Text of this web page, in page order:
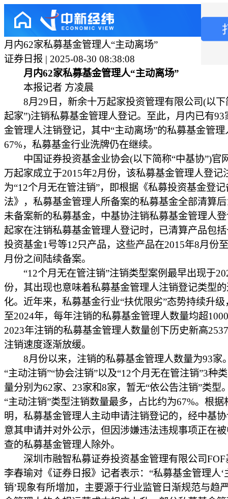
月内62家私募基金管理人“主动离场”
证券日报 | 2025-08-30 08:38:08
月内62家私募基金管理人“主动离场”
本报记者 方凌晨
8月29日，新余十万起家投资管理有限公司(以下
起家”)注销私募基金管理人登记。至此，月内已有93
金管理人注销登记，其中“主动离场”的私募基金管理
67%，私募基金行业洗牌仍在继续。
中国证券投资基金业协会(以下简称“中基协”)官
万起家成立于2015年2月份，该私募基金管理人登记
为“12个月无在管注销”，即根据《私募投资基金登
法》，私募基金管理人所备案的私募基金全部清算
未备案新的私募基金，中基协注销私募基金管理人
起家在注销私募基金管理人登记时，已清算产品包
投资基金1号等12只产品，这些产品在2015年8月份
月份之间陆续备案。
“12个月无在管注销”注销类型案例最早出现于
份，其出现也意味着私募基金管理人注销登记类型
化。近年来，私募基金行业“扶优限劣”态势持续升级
至2024年，每年注销的私募基金管理人数量均超
2023年注销的私募基金管理人数量创下历史新高
注销速度逐渐放缓。
8月份以来，注销的私募基金管理人数量为93家
“主动注销”“协会注销”以及“12个月无在管注销”3种
量分别为62家、23家和8家，暂无“依公告注销”类型
“主动注销”类型注销数量最多，占比约为67%。根据
明，私募基金管理人主动申请注销登记的，经中基
意其申请并对外公示，但因涉嫌违法违规事项正在
查的私募基金管理人除外。
深圳市融智私募证券投资基金管理有限公司FOF
李春瑜对《证券日报》记者表示：“私募基金管理人‘
销’现象有所增加，主要源于行业监管日渐规范与趋